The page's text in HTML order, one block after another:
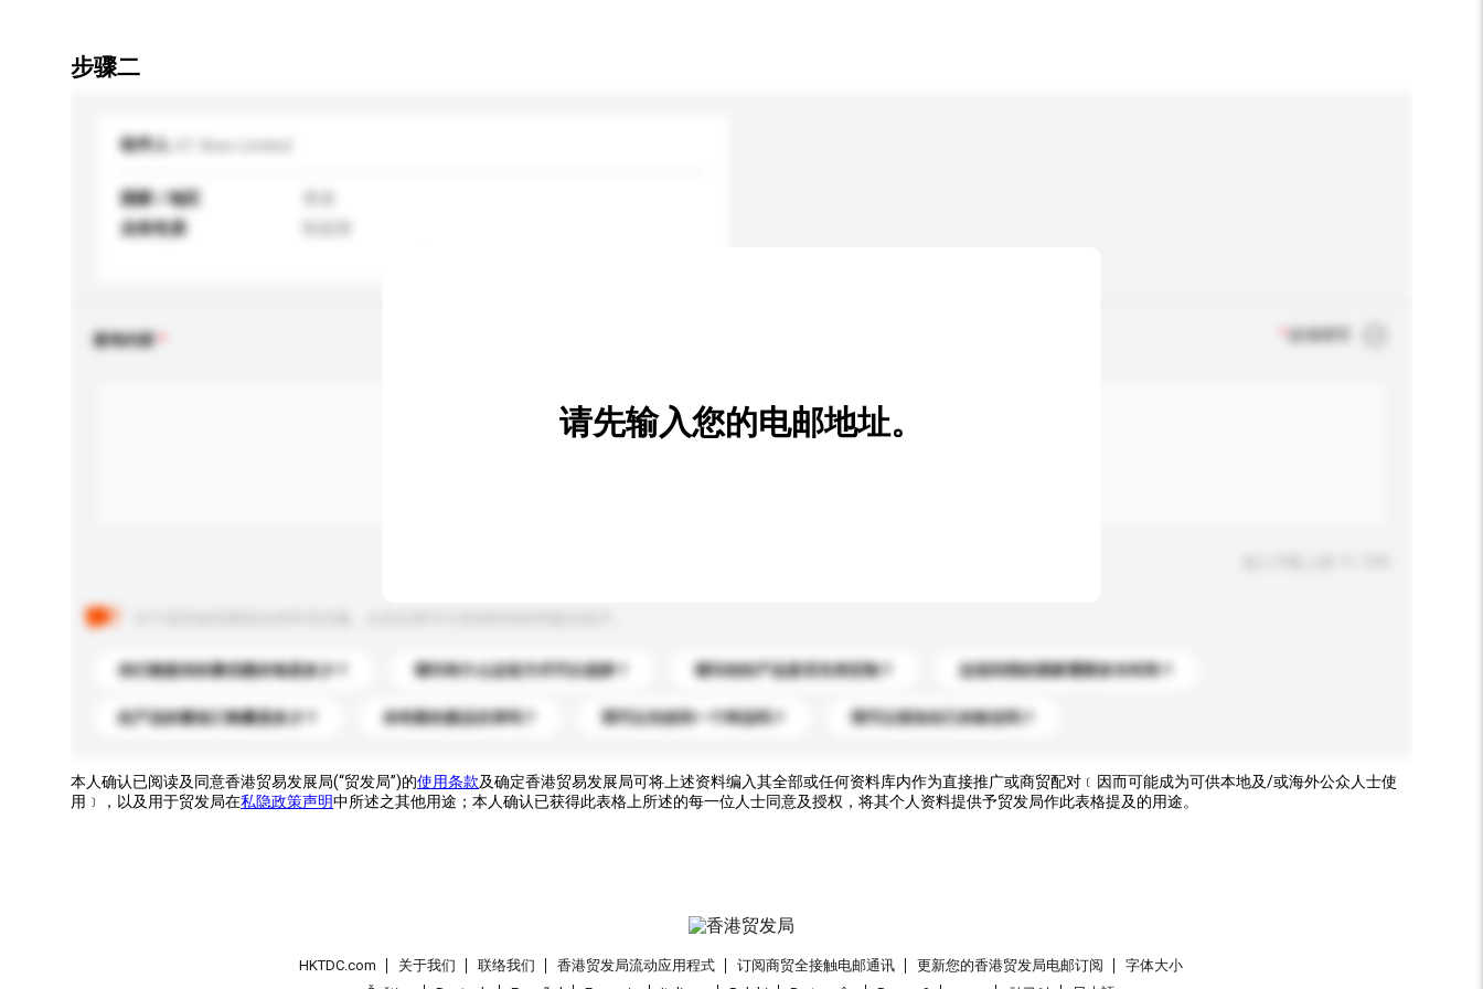
步骤二
收件人
国家 / 地区
业务性质
查询内容 必须填写
你们能提供的最优惠价格是多少？ 请问有什么运送方式可以选择？ 请问你的产品是否支持定制？ 运送到我的国家需要多长时间？
此产品的最低订购量是多少？ 你有新的產品目录吗？ 我可以先收到一个样品吗？ 我可以添加自己的标志吗？
请先输入您的电邮地址。
本人确认已阅读及同意香港贸易发展局(“贸发局”)的使用条款及确定香港贸易发展局可将上述资料编入其全部或任何资料库内作为直接推广或商贸配对﹝因而可能成为可供本地及/或海外公众人士使
用﹞，以及用于贸发局在私隐政策声明中所述之其他用途；本人确认已获得此表格上所述的每一位人士同意及授权，将其个人资料提供予贸发局作此表格提及的用途。
HKTDC.com 关于我们 联络我们 香港贸发局流动应用程式 订阅商贸全接触电邮通讯 更新您的香港贸发局电邮订阅
字体大小